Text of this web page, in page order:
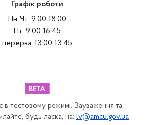
Графік роботи
Пн-Чт: 9:00-18:00
Пт: 9:00-16:45
перерва: 13:00-13:45
в тестовому режимі. Зауваження та
будь ласка, на: lv@amcu.gov.ua